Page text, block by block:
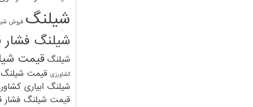
شیلنگ فروش
شیلنگ فشار
شیلنگ قیمت
کشاورزی قیمت شیلنگ
شیلنگ ابیاری
قیمت شیلنگ فشار